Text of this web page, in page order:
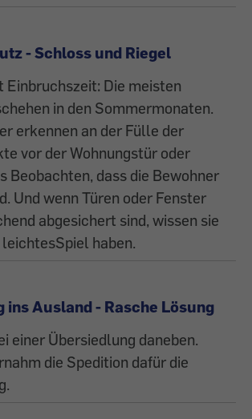
- Schloss und Riegel
Einbruchszeit: Die meisten
in den Sommermonaten.
erkennen an der Fülle der
vor der Wohnungstür oder
Beobachten, dass die Bewohner
Und wenn Türen oder Fenster
abgesichert sind, wissen sie
leichtesSpiel haben.
ins Ausland - Rasche Lösung
einer Übersiedlung daneben.
die Spedition dafür die